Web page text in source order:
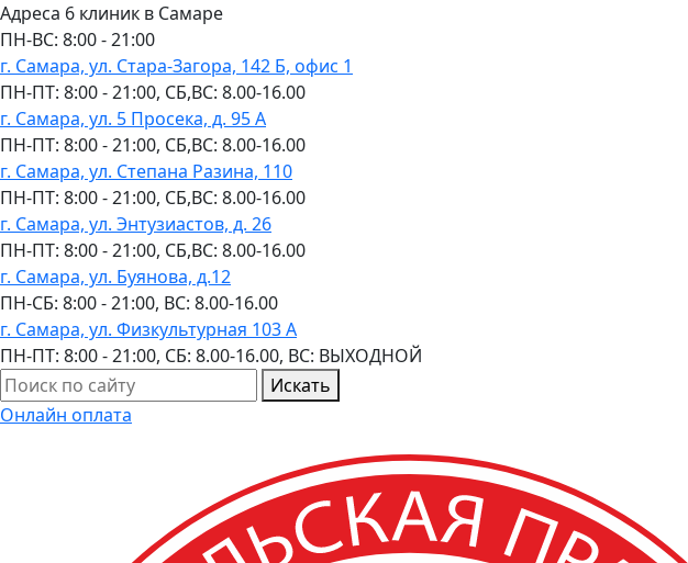
Адреса 6 клиник в Самаре
ПН-ВC: 8:00 - 21:00
г. Самара, ул. Стара-Загора, 142 Б, офис 1
ПН-ПТ: 8:00 - 21:00, СБ,ВС: 8.00-16.00
г. Самара, ул. 5 Просека, д. 95 А
ПН-ПТ: 8:00 - 21:00, СБ,ВС: 8.00-16.00
г. Самара, ул. Степана Разина, 110
ПН-ПТ: 8:00 - 21:00, СБ,ВС: 8.00-16.00
г. Самара, ул. Энтузиастов, д. 26
ПН-ПТ: 8:00 - 21:00, СБ,ВС: 8.00-16.00
г. Самара, ул. Буянова, д.12
ПН-СБ: 8:00 - 21:00, ВС: 8.00-16.00
г. Самара, ул. Физкультурная 103 А
ПН-ПТ: 8:00 - 21:00, СБ: 8.00-16.00, ВС: ВЫХОДНОЙ
Искать
Онлайн оплата